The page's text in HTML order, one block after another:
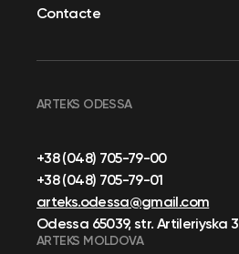
Contacte
ARTEKS ODESSA
+38 (048) 705-79-00
+38 (048) 705-79-01
arteks.odessa@gmail.com
Odessa 65039, str. Artileriyska 3
ARTEKS MOLDOVA